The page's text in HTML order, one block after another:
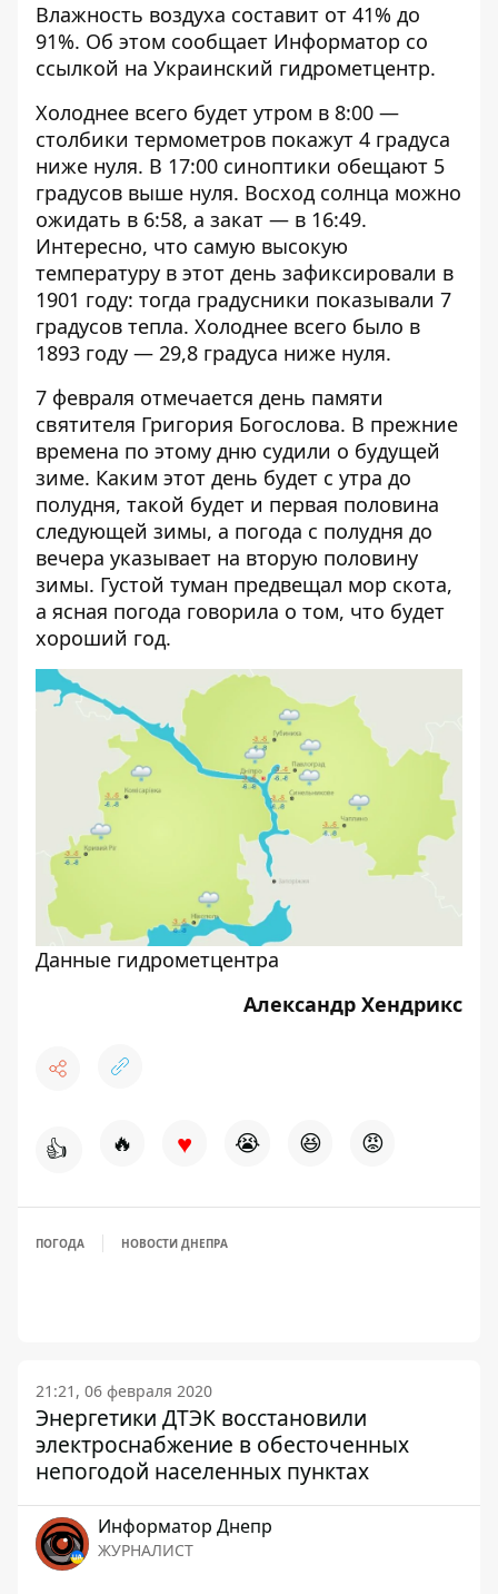
Влажность воздуха составит от 41% до
91%. Об этом сообщает Информатор со
ссылкой на Украинский гидрометцентр.
Холоднее всего будет утром в 8:00 —
столбики термометров покажут 4 градуса
ниже нуля. В 17:00 синоптики обещают 5
градусов выше нуля. Восход солнца можно
ожидать в 6:58, а закат — в 16:49.
Интересно, что самую высокую
температуру в этот день зафиксировали в
1901 году: тогда градусники показывали 7
градусов тепла. Холоднее всего было в
1893 году — 29,8 градуса ниже нуля.
7 февраля отмечается день памяти
святителя Григория Богослова. В прежние
времена по этому дню судили о будущей
зиме. Каким этот день будет с утра до
полудня, такой будет и первая половина
следующей зимы, а погода с полудня до
вечера указывает на вторую половину
зимы. Густой туман предвещал мор скота,
а ясная погода говорила о том, что будет
хороший год.
Данные гидрометцентра
Александр Хендрикс
👍 🔥 ♥ 😭 😆 😡
ПОГОДА НОВОСТИ ДНЕПРА
21:21, 06 февраля 2020
Энергетики ДТЭК восстановили
электроснабжение в обесточенных
непогодой населенных пунктах
Информатор Днепр
ЖУРНАЛИСТ